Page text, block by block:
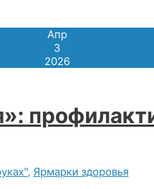
Апр
3
2026
, Ярмарки здоровья